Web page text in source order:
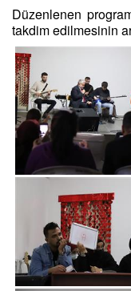
Düzenlenen
takdim edilmesinin